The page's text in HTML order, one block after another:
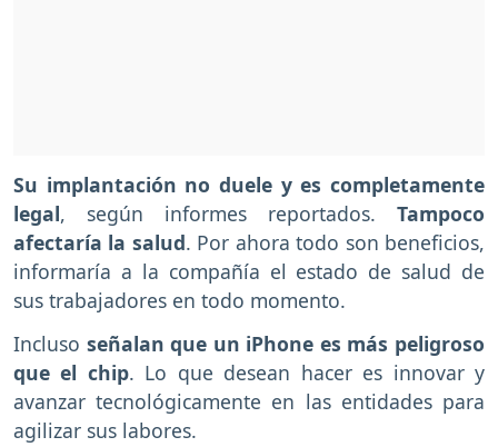
Su implantación no duele y es completamente
legal, según informes reportados. Tampoco
afectaría la salud. Por ahora todo son beneficios,
informaría a la compañía el estado de salud de
sus trabajadores en todo momento.
Incluso señalan que un iPhone es más peligroso
que el chip. Lo que desean hacer es innovar y
avanzar tecnológicamente en las entidades para
agilizar sus labores.